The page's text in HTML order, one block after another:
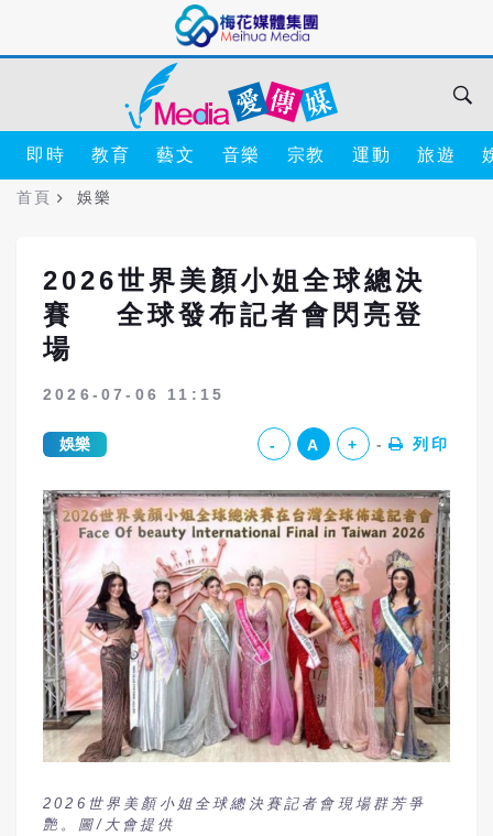
即時 教育 藝文 音樂 宗教 運動 旅遊
首頁 娛樂
2026世界美顏小姐全球總決
賽 全球發布記者會閃亮登
場
2026-07-06 11:15
娛樂 - A + 列印
2026世界美顏小姐全球總決賽記者會現場群芳爭
艷。圖/大會提供